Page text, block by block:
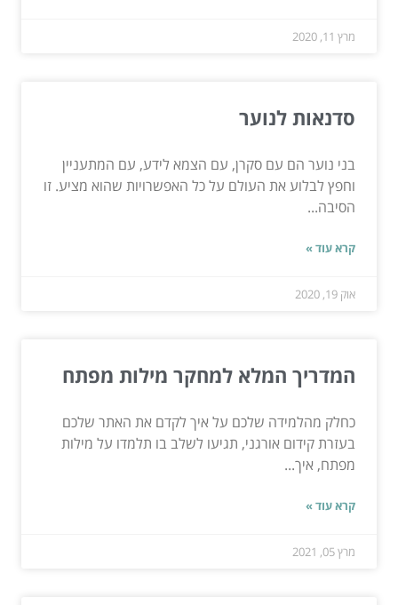
מרץ 11, 2020
סדנאות לנוער
בני נוער הם עם סקרן, עם הצמא לידע, עם המתעניין
וחפץ לבלוע את העולם על כל האפשרויות שהוא מציע. זו
הסיבה...
קרא עוד »
אוק 19, 2020
המדריך המלא למחקר מילות מפתח
כחלק מהלמידה שלכם על איך לקדם את האתר שלכם
בעזרת קידום אורגני, תגיעו לשלב בו תלמדו על מילות
מפתח, איך...
קרא עוד »
מרץ 05, 2021